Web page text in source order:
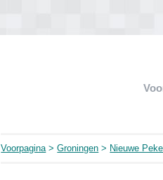
Voorpagina>Groningen > Nieuwe